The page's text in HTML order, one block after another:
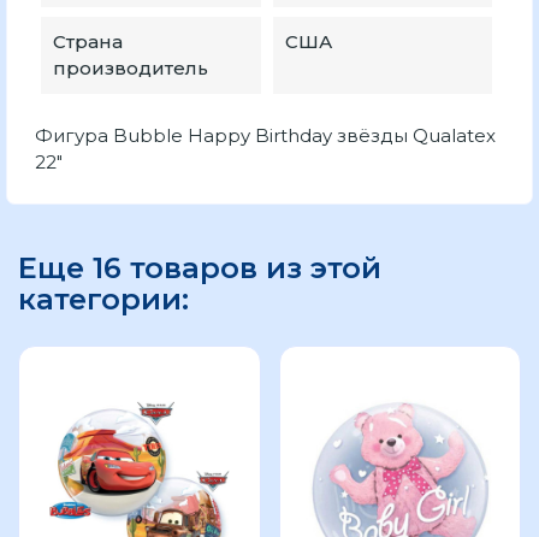
Страна
производитель
США
Фигура Bubble Happy Birthday звёзды Qualatex
22"
Еще 16 товаров из этой
категории: